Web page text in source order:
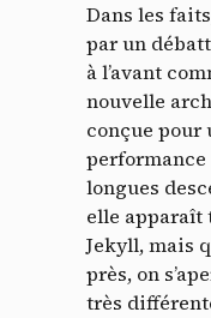
Dans les
par un
à l’avant
nouvelle
conçue pour
performance
longues
elle apparaît
Jekyll, mais
près, on
très